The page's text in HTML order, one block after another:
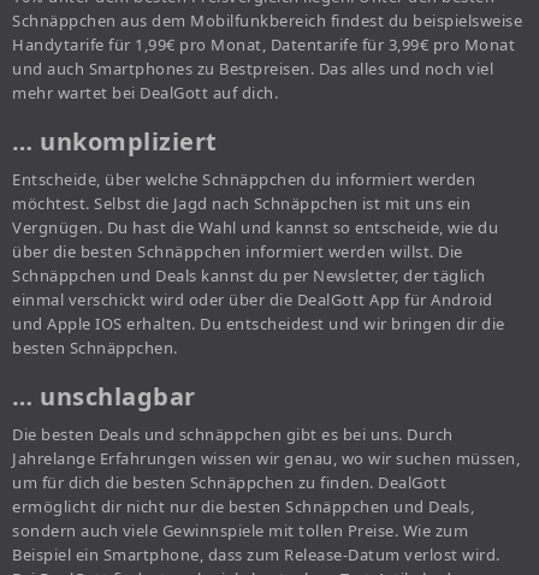
Schnäppchen aus dem Mobilfunkbereich findest du beispielsweise
Handytarife für 1,99€ pro Monat, Datentarife für 3,99€ pro Monat
und auch Smartphones zu Bestpreisen. Das alles und noch viel
mehr wartet bei DealGott auf dich.
… unkompliziert
Entscheide, über welche Schnäppchen du informiert werden
möchtest. Selbst die Jagd nach Schnäppchen ist mit uns ein
Vergnügen. Du hast die Wahl und kannst so entscheide, wie du
über die besten Schnäppchen informiert werden willst. Die
Schnäppchen und Deals kannst du per Newsletter, der täglich
einmal verschickt wird oder über die DealGott App für Android
und Apple IOS erhalten. Du entscheidest und wir bringen dir die
besten Schnäppchen.
… unschlagbar
Die besten Deals und schnäppchen gibt es bei uns. Durch
Jahrelange Erfahrungen wissen wir genau, wo wir suchen müssen,
um für dich die besten Schnäppchen zu finden. DealGott
ermöglicht dir nicht nur die besten Schnäppchen und Deals,
sondern auch viele Gewinnspiele mit tollen Preise. Wie zum
Beispiel ein Smartphone, dass zum Release-Datum verlost wird.